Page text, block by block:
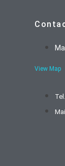
View Map